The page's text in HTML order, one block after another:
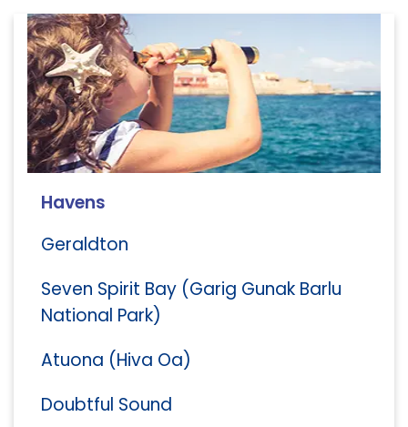
Havens
Geraldton
Seven Spirit Bay (Garig Gunak Barlu
National Park)
Atuona (Hiva Oa)
Doubtful Sound